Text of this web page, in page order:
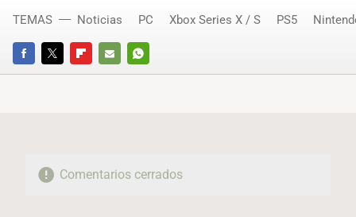
FACEBOOKTWITTERFLIPBOARD
E-
WHATSAPP
TEMAS Noticias PC Xbox Series X / S PS5
Comentarios cerrados